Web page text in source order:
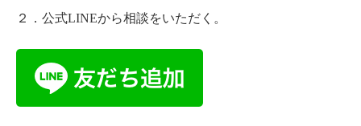
２．公式LINEから相談をいただく。